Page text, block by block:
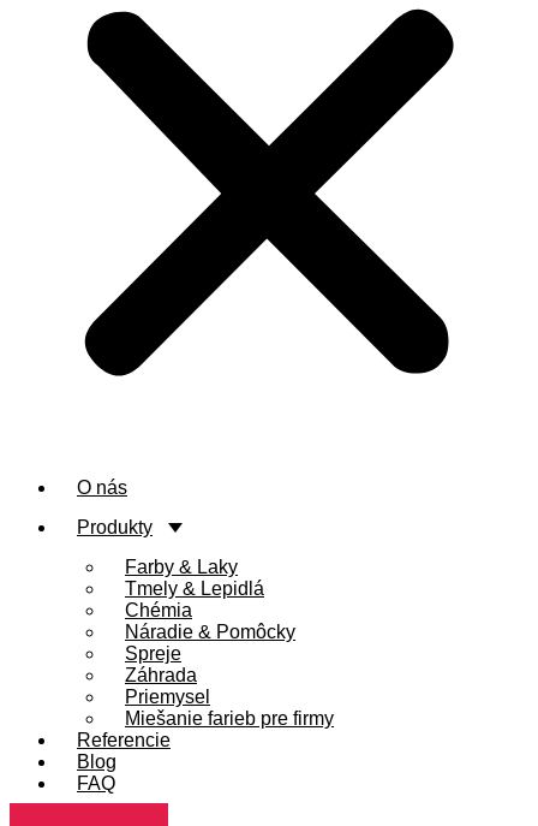
O nás
Produkty
Farby & Laky
Tmely & Lepidlá
Chémia
Náradie & Pomôcky
Spreje
Záhrada
Priemysel
Miešanie farieb pre firmy
Referencie
Blog
FAQ